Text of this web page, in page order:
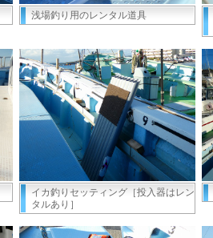
浅場釣り用のレンタル道具
イカ釣りセッティング［投入器はレン
タルあり］